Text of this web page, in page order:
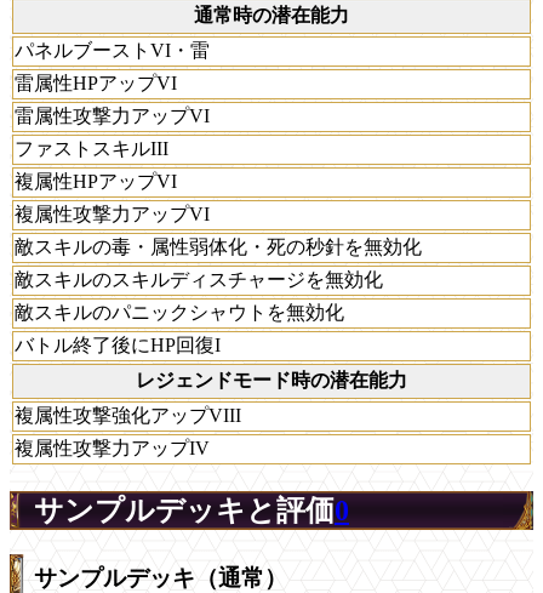
通常時の潜在能力
パネルブーストVI・雷
雷属性HPアップVI
雷属性攻撃力アップVI
ファストスキルIII
複属性HPアップVI
複属性攻撃力アップVI
敵スキルの毒・属性弱体化・死の秒針を無効化
敵スキルのスキルディスチャージを無効化
敵スキルのパニックシャウトを無効化
バトル終了後にHP回復I
レジェンドモード時の潜在能力
複属性攻撃強化アップVIII
複属性攻撃力アップIV
サンプルデッキと評価0
サンプルデッキ（通常）